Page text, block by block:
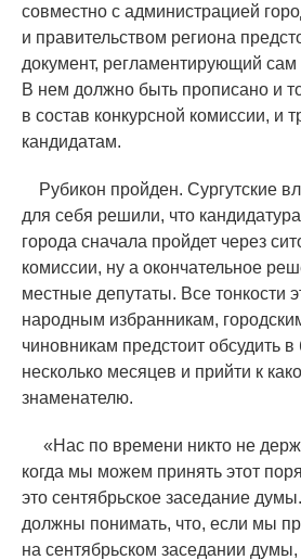
совместно с администрацией
и правительством региона
документ, регламентирующий сам
В нем должно быть прописано и
в состав конкурсной комиссии, и
кандидатам.
Рубикон пройден. Сургутские
для себя решили, что
города сначала пройдет через
комиссии, ну а окончательное
местные депутаты. Все тонкости
народным избранникам,
чиновникам предстоит обсудить
несколько месяцев и прийти к ка
знаменателю.
«Нас по времени никто не
когда мы можем принять этот
это сентябрьское заседание
должны понимать, что, если мы
на сентябрьском заседании